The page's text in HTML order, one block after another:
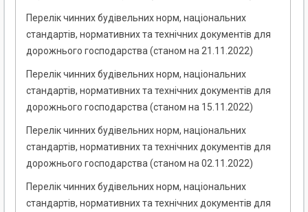
Перелік чинних будівельних норм, національних
стандартів, нормативних та технічних документів для
дорожнього господарства (станом на 21.11.2022)
Перелік чинних будівельних норм, національних
стандартів, нормативних та технічних документів для
дорожнього господарства (станом на 15.11.2022)
Перелік чинних будівельних норм, національних
стандартів, нормативних та технічних документів для
дорожнього господарства (станом на 02.11.2022)
Перелік чинних будівельних норм, національних
стандартів, нормативних та технічних документів для